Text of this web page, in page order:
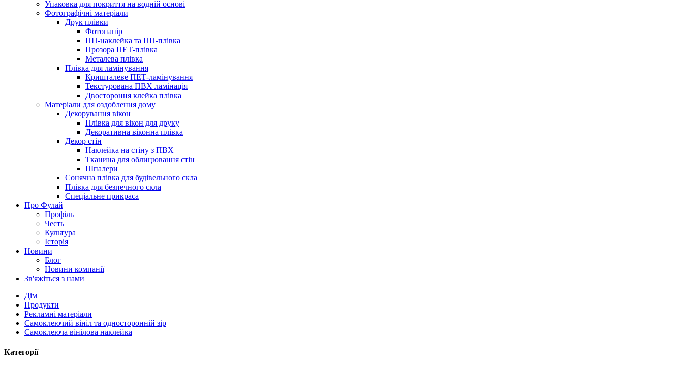
Упаковка для покриття на водній основі
Фотографічні матеріали
Друк плівки
Фотопапір
ПП-наклейка та ПП-плівка
Прозора ПЕТ-плівка
Металева плівка
Плівка для ламінування
Кришталеве ПЕТ-ламінування
Текстурована ПВХ ламінація
Двостороння клейка плівка
Матеріали для оздоблення дому
Декорування вікон
Плівка для вікон для друку
Декоративна віконна плівка
Декор стін
Наклейка на стіну з ПВХ
Тканина для облицювання стін
Шпалери
Сонячна плівка для будівельного скла
Плівка для безпечного скла
Спеціальне прикраса
Про Фулай
Профіль
Честь
Культура
Історія
Новини
Блог
Новини компанії
Зв'яжіться з нами
Дім
Продукти
Рекламні матеріали
Самоклеючий вініл та односторонній зір
Самоклеюча вінілова наклейка
Категорії